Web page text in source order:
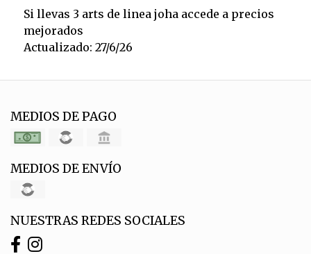
Si llevas 3 arts de linea joha accede a precios
mejorados
Actualizado: 27/6/26
MEDIOS DE PAGO
MEDIOS DE ENVÍO
NUESTRAS REDES SOCIALES